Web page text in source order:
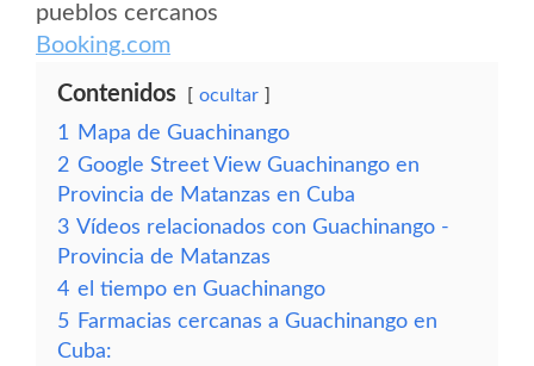
pueblos cercanos
Booking.com
Contenidos ocultar
1
Mapa de Guachinango
2 Google Street View Guachinango en
Provincia de Matanzas en Cuba
3 Vídeos relacionados con Guachinango -
Provincia de Matanzas
4 el tiempo en Guachinango
5 Farmacias cercanas a Guachinango en
Cuba: